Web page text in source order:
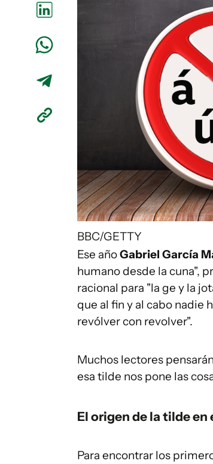
BBC/GETTY
Ese añoGabriel García
humano desde la cuna",
racional para "la ge y la
que al fin y al cabo nadie
revólver con revolver".
Muchos lectores
esa tilde nos pone las
El origen de la tilde en
Para encontrar los